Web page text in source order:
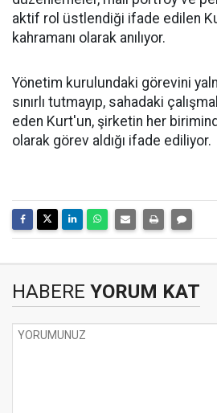
aktif rol üstlendiği ifade edilen
kahramanı olarak anılıyor.
Yönetim kurulundaki görevini
sınırlı tutmayıp, sahadaki
eden Kurt'un, şirketin her
olarak görev aldığı ifade ediliyor.
HABERE YORUM KAT